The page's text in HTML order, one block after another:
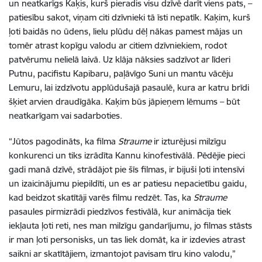
un neatkarīgs Kaķis, kurš pieradis visu dzīvē darīt viens pats, –
patiesību sakot, viņam citi dzīvnieki tā īsti nepatīk. Kaķim, kurš
ļoti baidās no ūdens, lielu plūdu dēļ nākas pamest mājas un
tomēr atrast kopīgu valodu ar citiem dzīvniekiem, rodot
patvērumu nelielā laivā. Uz klāja nāksies sadzīvot ar līderi
Putnu, pacifistu Kapibaru, paļāvīgo Suni un mantu vācēju
Lemuru, lai izdzīvotu applūdušajā pasaulē, kura ar katru brīdi
šķiet arvien draudīgāka. Kaķim būs jāpieņem lēmums – būt
neatkarīgam vai sadarboties.
“Jūtos pagodināts, ka filma Straumeir izturējusi milzīgu
konkurenci un tiks izrādīta Kannu kinofestivālā. Pēdējie pieci
gadi manā dzīvē, strādājot pie šīs filmas, ir bijuši ļoti intensīvi
un izaicinājumu piepildīti, un es ar patiesu nepacietību gaidu,
kad beidzot skatītāji varēs filmu redzēt. Tas, ka Straume
pasaules pirmizrādi piedzīvos festivālā, kur animācija tiek
iekļauta ļoti reti, nes man milzīgu gandarījumu, jo filmas stāsts
ir man ļoti personisks, un tas liek domāt, ka ir izdevies atrast
saikni ar skatītājiem, izmantojot pavisam tīru kino valodu,”